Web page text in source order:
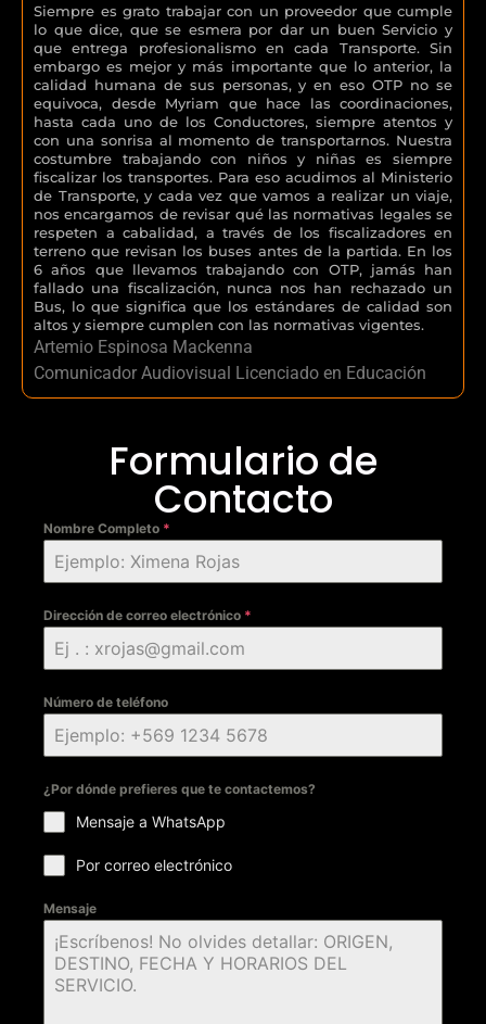
Siempre es grato trabajar con un proveedor que cumple
lo que dice, que se esmera por dar un buen Servicio y
que entrega profesionalismo en cada Transporte. Sin
embargo es mejor y más importante que lo anterior, la
calidad humana de sus personas, y en eso OTP no se
equivoca, desde Myriam que hace las coordinaciones,
hasta cada uno de los Conductores, siempre atentos y
con una sonrisa al momento de transportarnos. Nuestra
costumbre trabajando con niños y niñas es siempre
fiscalizar los transportes. Para eso acudimos al Ministerio
de Transporte, y cada vez que vamos a realizar un viaje,
nos encargamos de revisar qué las normativas legales se
respeten a cabalidad, a través de los fiscalizadores en
terreno que revisan los buses antes de la partida. En los
6 años que llevamos trabajando con OTP, jamás han
fallado una fiscalización, nunca nos han rechazado un
Bus, lo que significa que los estándares de calidad son
altos y siempre cumplen con las normativas vigentes.
Artemio Espinosa Mackenna
Comunicador Audiovisual Licenciado en Educación
Formulario de
Contacto
Nombre Completo *
Dirección de correo electrónico *
Número de teléfono
¿Por dónde prefieres que te contactemos?
Mensaje a WhatsApp
Por correo electrónico
Mensaje